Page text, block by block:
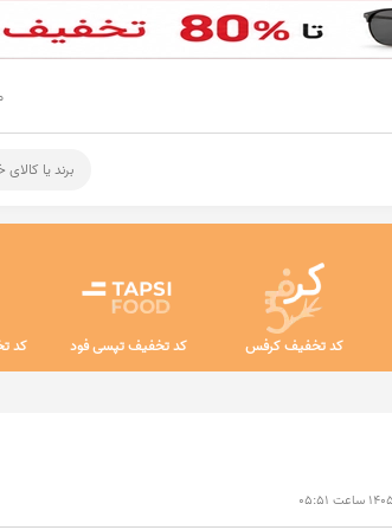
برند یا
کد تخفیف کرفس کد تخفیف تپسی فود کد